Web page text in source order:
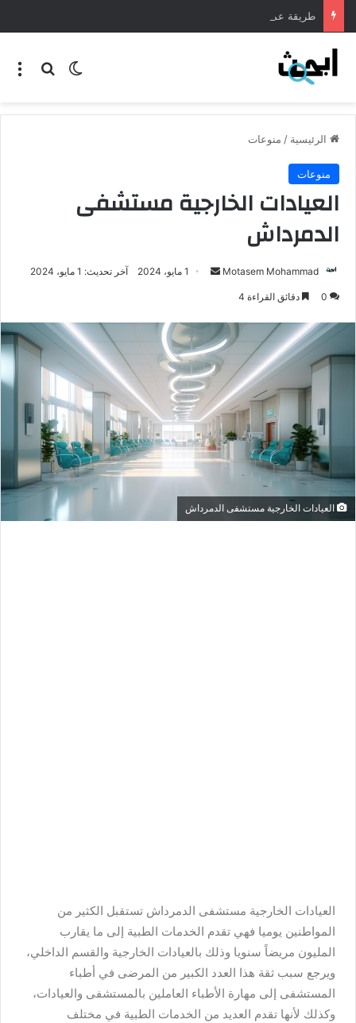
طريقة عمل المنسف الاردني
الرئيسية / منوعات
منوعات
العيادات الخارجية مستشفى
الدمرداش
Motasem Mohammad 1 مايو، 2024 آخر تحديث: 1 مايو، 2024
0 دقائق القراءة 4
العيادات الخارجية مستشفى الدمرداش
العيادات الخارجية مستشفى الدمرداش تستقبل الكثير من
المواطنين يوميا فهي تقدم الخدمات الطبية إلى ما يقارب
المليون مريضاً سنويا وذلك بالعيادات الخارجية والقسم الداخلي،
ويرجع سبب ثقة هذا العدد الكبير من المرضى في أطباء
المستشفى إلى مهارة الأطباء العاملين بالمستشفى والعيادات،
وكذلك لأنها تقدم العديد من الخدمات الطبية في مختلف